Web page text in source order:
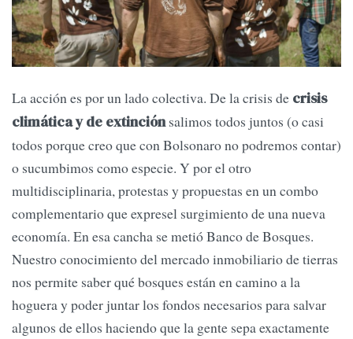
La acción es por un lado colectiva. De la crisis de crisis
climática y de extinciónsalimos todos juntos (o casi
todos porque creo que con Bolsonaro no podremos contar)
o sucumbimos como especie. Y por el otro
multidisciplinaria, protestas y propuestas en un combo
complementario que expresel surgimiento de una nueva
economía. En esa cancha se metió Banco de Bosques.
Nuestro conocimiento del mercado inmobiliario de tierras
nos permite saber qué bosques están en camino a la
hoguera y poder juntar los fondos necesarios para salvar
algunos de ellos haciendo que la gente sepa exactamente